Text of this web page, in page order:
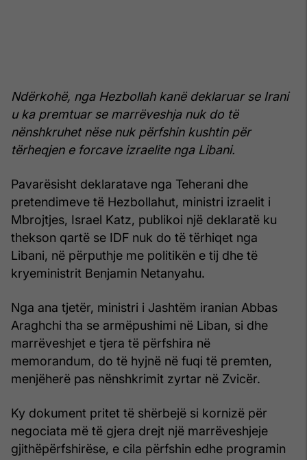
Ndërkohë, nga Hezbollah kanë deklaruar se Irani
u ka premtuar se marrëveshja nuk do të
nënshkruhet nëse nuk përfshin kushtin për
tërheqjen e forcave izraelite nga Libani.
Pavarësisht deklaratave nga Teherani dhe
pretendimeve të Hezbollahut, ministri izraelit i
Mbrojtjes, Israel Katz, publikoi një deklaratë ku
thekson qartë se IDF nuk do të tërhiqet nga
Libani, në përputhje me politikën e tij dhe të
kryeministrit Benjamin Netanyahu.
Nga ana tjetër, ministri i Jashtëm iranian Abbas
Araghchi tha se armëpushimi në Liban, si dhe
marrëveshjet e tjera të përfshira në
memorandum, do të hyjnë në fuqi të premten,
menjëherë pas nënshkrimit zyrtar në Zvicër.
Ky dokument pritet të shërbejë si kornizë për
negociata më të gjera drejt një marrëveshjeje
gjithëpërfshirëse, e cila përfshin edhe programin